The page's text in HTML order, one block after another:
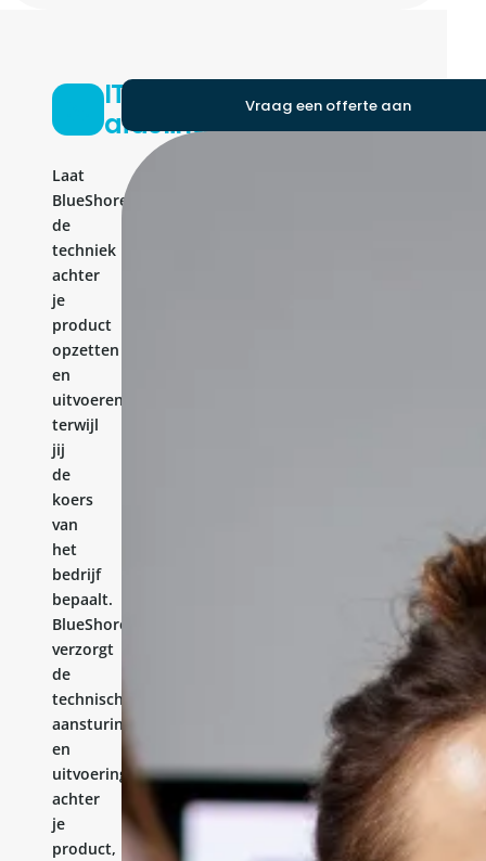
IT-
afdeling
Laat
BlueShores
de
techniek
achter
je
product
opzetten
en
uitvoeren,
terwijl
jij
de
koers
van
het
bedrijf
bepaalt.
BlueShores
verzorgt
de
technische
aansturing
en
uitvoering
achter
je
product,
Vraag een offerte aan